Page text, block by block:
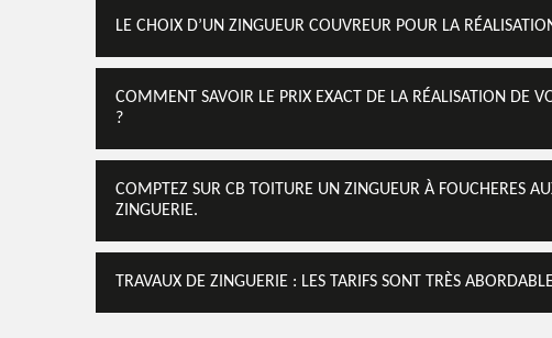
LE CHOIX D’UN ZINGUEUR COUVREUR POUR LA
COMMENT SAVOIR LE PRIX EXACT DE LA RÉALISATION DE
?
COMPTEZ SUR CB TOITURE UN ZINGUEUR À FOUCHERES
ZINGUERIE.
TRAVAUX DE ZINGUERIE : LES TARIFS SONT TRÈS